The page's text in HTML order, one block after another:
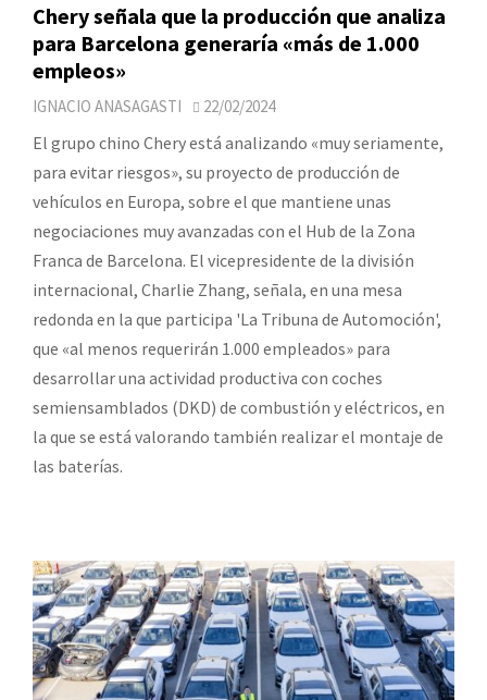
Chery señala que la producción que analiza
para Barcelona generaría «más de 1.000
empleos»
IGNACIO ANASAGASTI 22/02/2024
El grupo chino Chery está analizando «muy seriamente,
para evitar riesgos», su proyecto de producción de
vehículos en Europa, sobre el que mantiene unas
negociaciones muy avanzadas con el Hub de la Zona
Franca de Barcelona. El vicepresidente de la división
internacional, Charlie Zhang, señala, en una mesa
redonda en la que participa 'La Tribuna de Automoción',
que «al menos requerirán 1.000 empleados» para
desarrollar una actividad productiva con coches
semiensamblados (DKD) de combustión y eléctricos, en
la que se está valorando también realizar el montaje de
las baterías.